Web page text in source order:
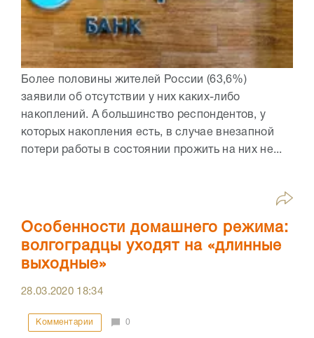
Более половины жителей России (63,6%)
заявили об отсутствии у них каких-либо
накоплений. А большинство респондентов, у
которых накопления есть, в случае внезапной
потери работы в состоянии прожить на них не...
Особенности домашнего режима:
волгоградцы уходят на «длинные
выходные»
28.03.2020 18:34
Комментарии 0